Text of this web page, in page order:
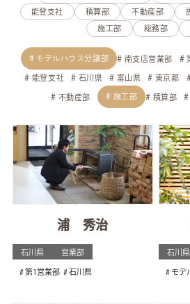
能登支社 積算部 不動産部
施工部 総務部
モデルハウス分譲部 南支店営業部
能登支社 石川県 富山県 東京都
不動産部 施工部 積算部
浦 秀治
石川県 営業部
第1営業部 石川県
石川県
モデ